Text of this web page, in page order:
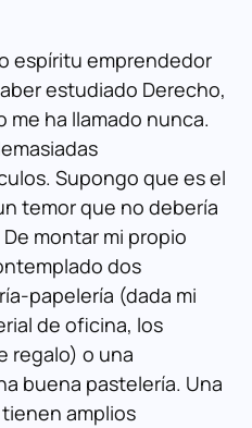
espíritu emprendedor
estudiado Derecho,
me ha llamado nunca.
Supongo que es el
temor que no debería
montar mi propio
dos
papelería (dada mi
de oficina, los
regalo) o una
buena pastelería. Una
amplios